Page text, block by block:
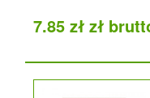
7.85 zł zł